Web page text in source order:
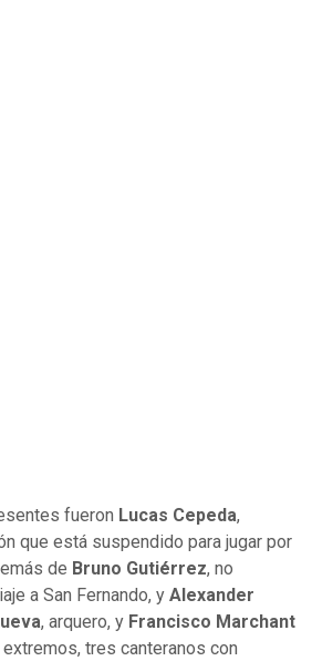
fueron Lucas Cepeda,
que está suspendido para jugar por
de Bruno Gutiérrez, no
a San Fernando, y Alexander
, arquero, y Francisco Marchant
extremos, tres canteranos con